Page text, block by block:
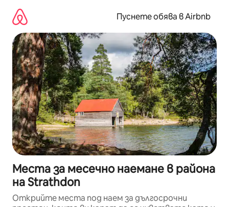
съдържанието
Пуснете обява в Airbnb
Места за месечно наемане в района
на Strathdon
Открийте места под наем за дългосрочни